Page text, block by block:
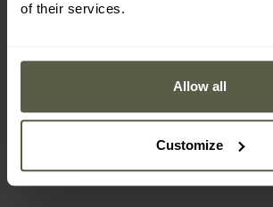
of their services.
Allow all
Customize
Batoh Highlander Fhior
Batoh
3 324 Kč
3 916 Kč